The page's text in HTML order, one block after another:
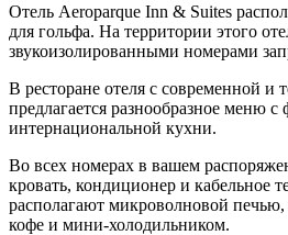
Отель Aeroparque Inn & Suites
для гольфа. На территории этого
звукоизолированными номерами
В ресторане отеля с современной и
предлагается разнообразное меню
интернациональной кухни.
Во всех номерах в вашем
кровать, кондиционер и кабельное
располагают микроволновой
кофе и мини-холодильником.